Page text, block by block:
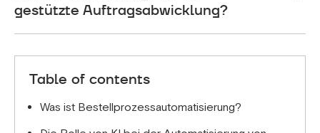
gestützte Auftragsabwicklung?
Zu den potenziellen Risiken gehören
Integrationsprobleme, Datenschutzbedenken und
Kosten für die Ersteinrichtung. Diese können
jedoch durch fachkundige Anleitung gemindert
werden.
Table of contents
Was ist Bestellprozessautomatisierung?